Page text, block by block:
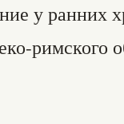
у ранних
римского